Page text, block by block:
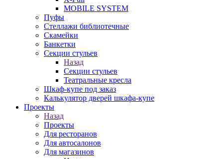
MOBILE SYSTEM
Пуфы
Стеллажи библиотечные
Скамейки
Банкетки
Секции стульев
Назад
Секции стульев
Театральные кресла
Шкаф-купе под заказ
Калькулятор дверей шкафа-купе
Проекты
Назад
Проекты
Для ресторанов
Для автосалонов
Для магазинов